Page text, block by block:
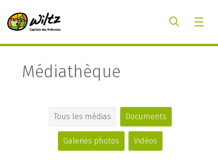
Médiathèque
Tous les médias Documents
Galeries photos Vidéos